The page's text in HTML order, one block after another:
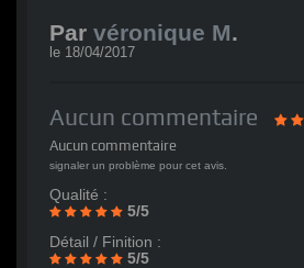
Par véronique M.
le 18/04/2017
Aucun commentaire
Aucun commentaire
signaler un problème pour cet avis.
Qualité :
5/5
Détail / Finition :
5/5